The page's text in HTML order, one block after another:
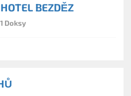
BEZDĚZ
Doksy